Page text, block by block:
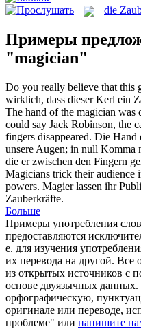
die
Примеры
"magician"
Do you really believe that this
wirklich, dass dieser Kerl ein
The hand of the magician was
could say Jack Robinson, the
fingers disappeared. Die Hand
unsere Augen; in null Komma
die er zwischen den Fingern
Magicians trick their audience
powers. Magierlassen ihr
Zauberkräfte.
Больше
Примеры употребления
предоставляются
е. для изучения
их перевода на другой. Все
из открытых источников с
основе двуязычных
орфографическую,
оригинале или переводе,
проблеме" или напишите